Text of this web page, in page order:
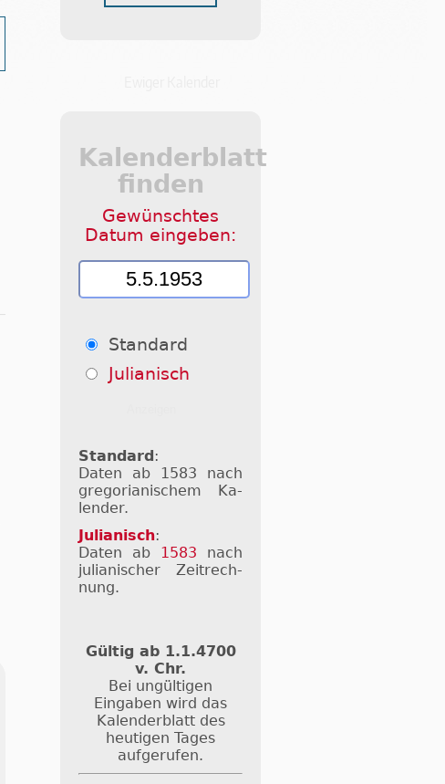
Kalenderblatt
finden
Gewünschtes
Datum eingeben:
Standard
Julianisch
Standard :
Daten ab 1583 nach
gre­go­ri­a­ni­schem Ka­
len­der.
Julianisch:
Daten ab 1583 nach
ju­li­a­ni­scher Zeit­rech­
nung.
Gültig ab 1.1.4700
v. Chr.
Bei ungültigen
Eingaben wird das
Kalenderblatt des
heutigen Tages
aufgerufen.